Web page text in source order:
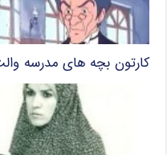
کارتون بچه های مدرسه